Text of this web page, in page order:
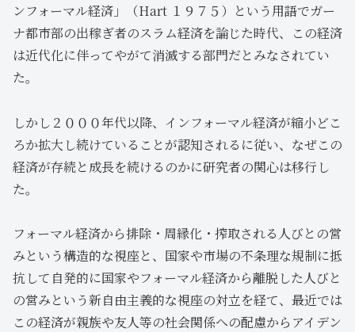
ンフォーマル経済」（Hart １９７５）という用語でガー
ナ都市部の出稼ぎ者のスラム経済を論じた時代、この経済
は近代化に伴ってやがて消滅する部門だとみなされてい
た。
しかし２０００年代以降、インフォーマル経済が縮小どこ
ろか拡大し続けていることが認知されるに従い、なぜこの
経済が存続と成長を続けるのかに研究者の関心は移行し
た。
フォーマル経済から排除・周縁化・搾取される人びとの営
みという構造的な視座と、国家や市場の不条理な規制に抵
抗して自発的に国家やフォーマル経済から離脱した人びと
の営みという新自由主義的な視座の対立を経て、最近では
この経済が親族や友人等の社会関係への配慮からアイデン